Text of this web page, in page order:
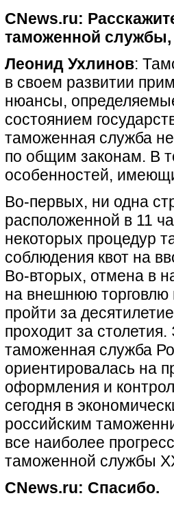
CNews.ru:
таможенной службы,
Леонид Ухлинов:
в своем развитии
нюансы,
состоянием
таможенная служба
по общим законам. В
особенностей,
Во-первых, ни одна
расположенной в 11
некоторых процедур
соблюдения квот на
Во-вторых, отмена в
на внешнюю торговлю
пройти за
проходит за
таможенная служба
ориентировалась на
оформления и
сегодня в
российским
все наиболее
таможенной службы
CNews.ru: Спасибо.